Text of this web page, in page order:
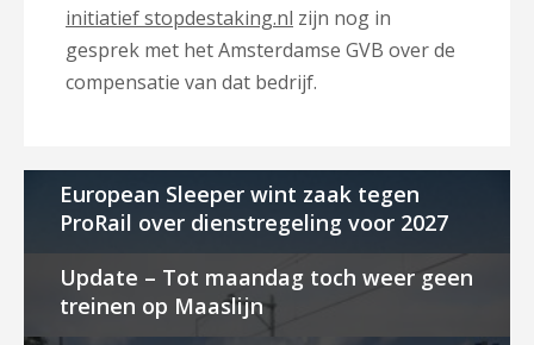
initiatief stopdestaking.nl zijn nog in
gesprek met het Amsterdamse GVB over de
compensatie van dat bedrijf.
European Sleeper wint zaak tegen
ProRail over dienstregeling voor 2027
Update – Tot maandag toch weer geen
treinen op Maaslijn